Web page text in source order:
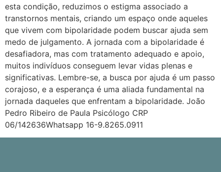
esta condição, reduzimos o estigma associado a
transtornos mentais, criando um espaço onde aqueles
que vivem com bipolaridade podem buscar ajuda sem
medo de julgamento. A jornada com a bipolaridade é
desafiadora, mas com tratamento adequado e apoio,
muitos indivíduos conseguem levar vidas plenas e
significativas. Lembre-se, a busca por ajuda é um passo
corajoso, e a esperança é uma aliada fundamental na
jornada daqueles que enfrentam a bipolaridade. João
Pedro Ribeiro de Paula Psicólogo CRP
06/142636Whatsapp 16-9.8265.0911